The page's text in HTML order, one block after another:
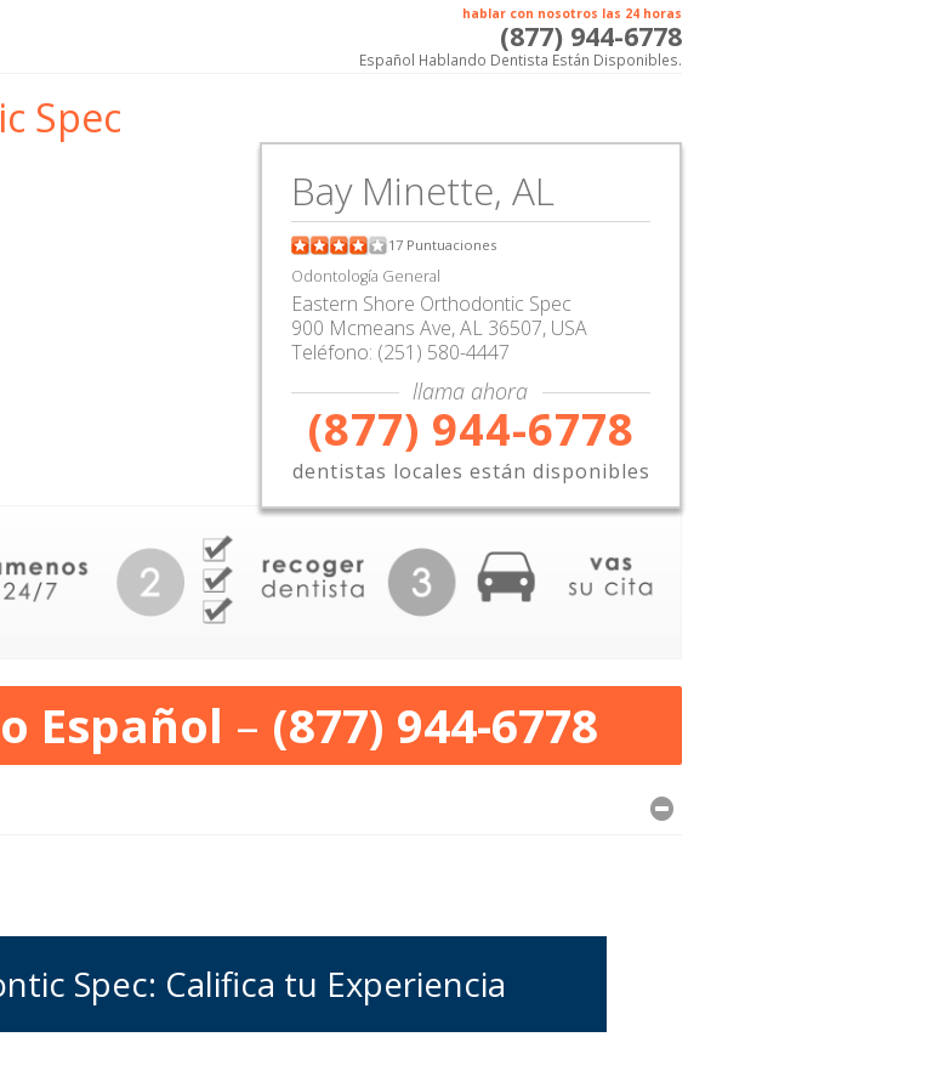
hablar con nosotros las 24 horas
(877) 944-6778
Español Hablando Dentista Están Disponibles.
Spec
Bay Minette, AL
17 Puntuaciones
Odontología General
Eastern Shore Orthodontic Spec
900 Mcmeans Ave,AL 36507, USA
Teléfono: (251) 580-4447
llama ahora
(877) 944-6778
dentistas locales están disponibles
Español – (877) 944-6778
Spec: Califica tu Experiencia